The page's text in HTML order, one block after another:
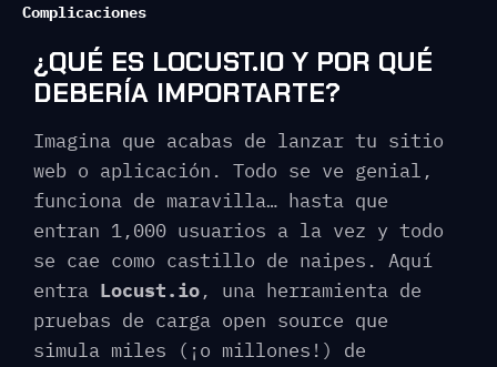
Complicaciones
¿QUÉ ES LOCUST.IO Y POR QUÉ
DEBERÍA IMPORTARTE?
Imagina que acabas de lanzar tu sitio
web o aplicación. Todo se ve genial,
funciona de maravilla… hasta que
entran 1,000 usuarios a la vez y todo
se cae como castillo de naipes. Aquí
entra Locust.io, una herramienta de
pruebas de carga open source que
simula miles (¡o millones!) de